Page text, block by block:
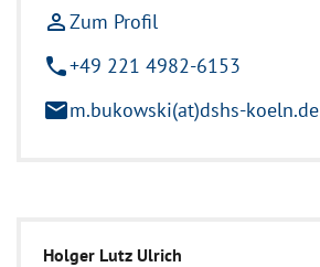
person_outlineZum Profil
phone+49 221 4982-6153
mailm.bukowski(at)dshs-koeln.de
Holger Lutz Ulrich